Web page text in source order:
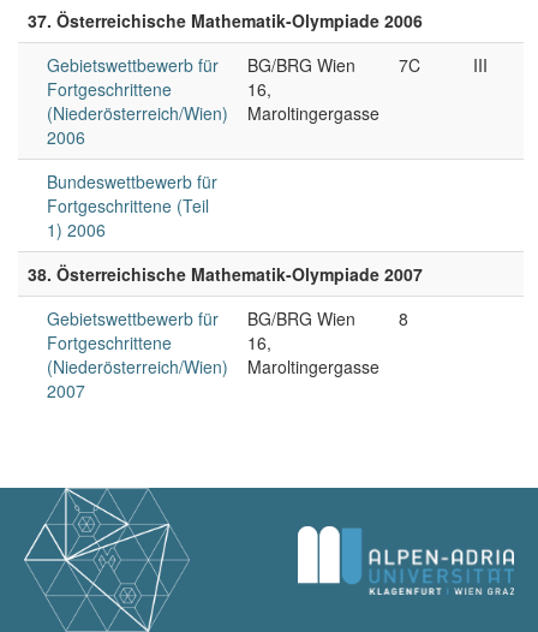
37. Österreichische Mathematik-Olympiade 2006
Gebietswettbewerb für
Fortgeschrittene
(Niederösterreich/Wien)
2006
BG/BRG Wien
16,
Maroltingergasse
7C III
Bundeswettbewerb für
Fortgeschrittene (Teil
1) 2006
38. Österreichische Mathematik-Olympiade 2007
Gebietswettbewerb für
Fortgeschrittene
(Niederösterreich/Wien)
2007
BG/BRG Wien
16,
Maroltingergasse
8